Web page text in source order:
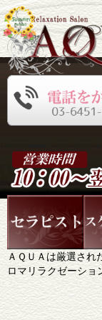
ＡＱＵＡは厳選さ
ロマリラクゼーショ